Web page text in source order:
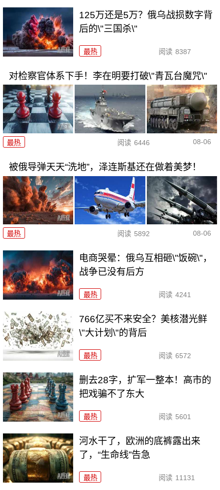
125万还是5万？俄乌战损数字背
后的\"三国杀\"
最热 阅读 8387
对检察官体系下手！李在明要打破\"青瓦台魔咒\"
最热 阅读 6446 08-06
被俄导弹天天“洗地”，泽连斯基还在做着美梦！
最热 阅读 5892 08-06
电商哭晕：俄乌互相砸\"饭碗\"，
战争已没有后方
最热 阅读 4241
766亿买不来安全？美核潜光鲜
\"大计划\"的背后
最热 阅读 6572
删去28字，扩军一整本！高市的
把戏骗不了东大
最热 阅读 5601
河水干了，欧洲的底裤露出来
了，“生命线”告急
最热 阅读 11131